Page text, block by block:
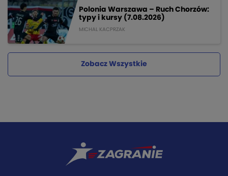
Polonia Warszawa – Ruch Chorzów:
typy i kursy (7.08.2026)
MICHAL KACPRZAK
Zobacz Wszystkie